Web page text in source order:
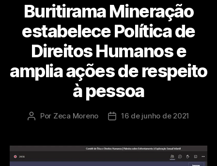
Buritirama Mineração
estabelece Política de
Direitos Humanos e
amplia ações de respeito
à pessoa
Por Zeca Moreno 16 de junho de 2021